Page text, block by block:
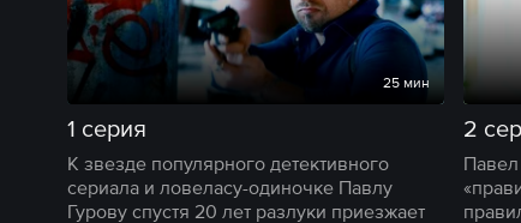
25 мин
1 серия
К звезде популярного детективного
сериала и ловеласу-одиночке Павлу
Гурову спустя 20 лет разлуки приезжает
2